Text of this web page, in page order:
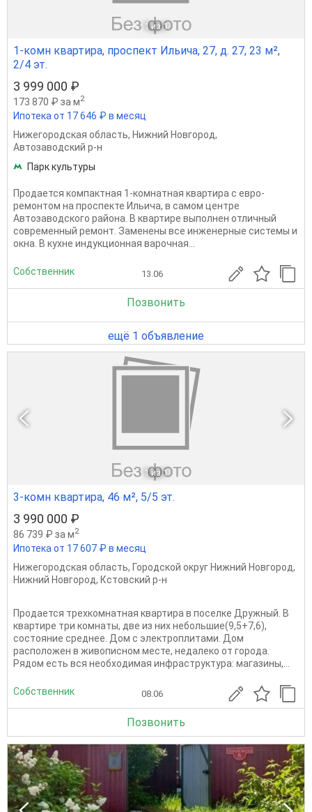
1 из 1
1-комн квартира, проспект Ильича, 27, д. 27, 23 м²,
2/4 эт.
3 999 000 ₽
173 870 ₽ за м2
Ипотека от 17 646 ₽ в месяц
Нижегородская область, Нижний Новгород,
Автозаводский р-н
Парк культуры
Продается компактная 1-комнатная квартира с евро-
ремонтом на проспекте Ильича, в самом центре
Автозаводского района. В квартире выполнен отличный
современный ремонт. Заменены все инженерные системы и
окна. В кухне индукционная варочная...
Собственник 13.06
Позвонить
ещё 1 объявление
1 из 1
3-комн квартира, 46 м², 5/5 эт.
3 990 000 ₽
86 739 ₽ за м2
Ипотека от 17 607 ₽ в месяц
Нижегородская область, Городской округ Нижний Новгород,
Нижний Новгород, Кстовский р-н
Продается трехкомнатная квартира в поселке Дружный. В
квартире три комнаты, две из них небольшие(9,5+7,6),
состояние среднее. Дом с электроплитами. Дом
расположен в живописном месте, недалеко от города.
Рядом есть вся необходимая инфраструктура: магазины,...
Собственник 08.06
Позвонить